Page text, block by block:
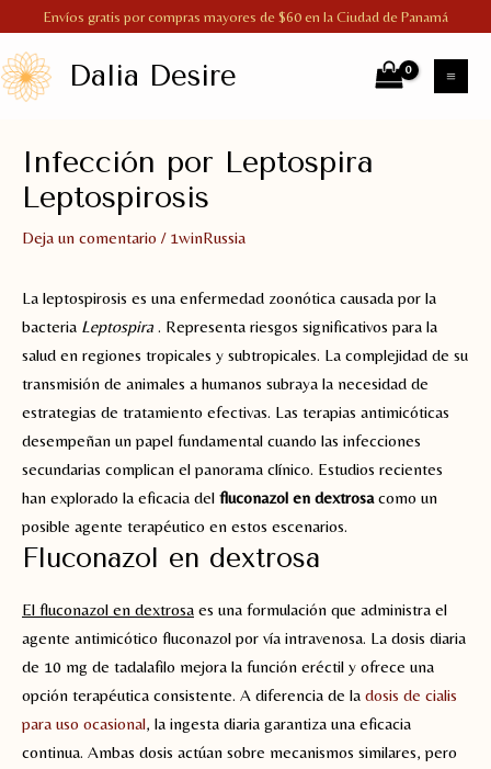
contenido
Envíos gratis por compras mayores de $60 en la Ciudad de Panamá
Dalia Desire
Infección por Leptospira
Leptospirosis
Deja un comentario / 1winRussia
La leptospirosis es una enfermedad zoonótica causada por la
bacteria Leptospira . Representa riesgos significativos para la
salud en regiones tropicales y subtropicales. La complejidad de su
transmisión de animales a humanos subraya la necesidad de
estrategias de tratamiento efectivas. Las terapias antimicóticas
desempeñan un papel fundamental cuando las infecciones
secundarias complican el panorama clínico. Estudios recientes
han explorado la eficacia del fluconazol en dextrosacomo un
posible agente terapéutico en estos escenarios.
Fluconazol en dextrosa
El fluconazol en dextrosa es una formulación que administra el
agente antimicótico fluconazol por vía intravenosa. La dosis diaria
de 10 mg de tadalafilo mejora la función eréctil y ofrece una
opción terapéutica consistente. A diferencia de la dosis de cialis
para uso ocasional, la ingesta diaria garantiza una eficacia
continua. Ambas dosis actúan sobre mecanismos similares, pero